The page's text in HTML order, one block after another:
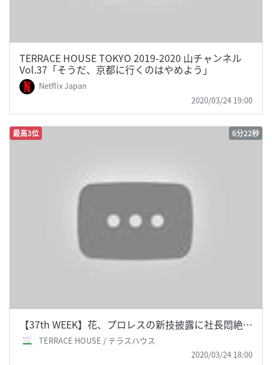
TERRACE HOUSE TOKYO 2019-2020 山チャンネル
Vol.37「そうだ、京都に行くのはやめよう」
Netflix Japan
2020/03/24 19:00
最高3位 6分22秒
【37th WEEK】花、プロレスの新技披露に社長悶絶…
TERRACE HOUSE / テラスハウス
2020/03/24 18:00